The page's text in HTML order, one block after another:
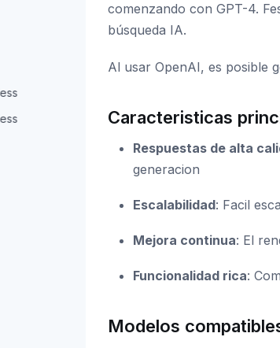
comenzando con GPT-4.
búsqueda IA.
Al usar OpenAI, es posible
Caracteristicas
Respuestas de alta
generacion
Escalabilidad: Facil
Mejora continua: El
Funcionalidad rica:
Modelos